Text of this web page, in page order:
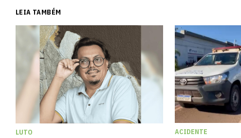
LEIA TAMBÉM
LUTO ACIDENTE